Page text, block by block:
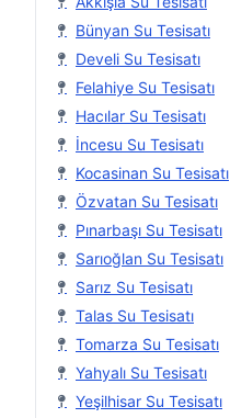
Bünyan Su Tesisatı
Develi Su Tesisatı
Felahiye Su Tesisatı
Hacılar Su Tesisatı
İncesu Su Tesisatı
Kocasinan Su Tesisatı
Özvatan Su Tesisatı
Pınarbaşı Su Tesisatı
Sarıoğlan Su Tesisatı
Sarız Su Tesisatı
Talas Su Tesisatı
Tomarza Su Tesisatı
Yahyalı Su Tesisatı
Yeşilhisar Su Tesisatı